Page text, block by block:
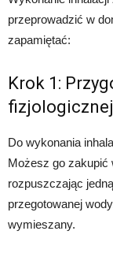
przeprowadzić w
zapamiętać:
Krok 1:
fizjologicznej
Do wykonania
Możesz go zakupić
rozpuszczając
przegotowanej
wymieszany.